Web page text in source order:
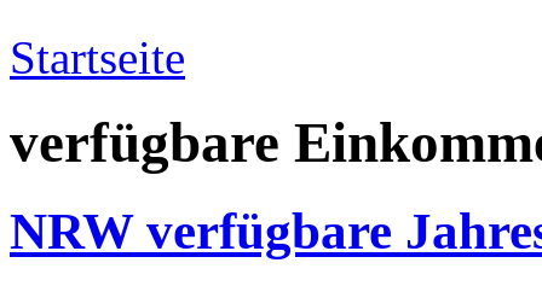
Startseite
verfügbare
NRW verfügbare